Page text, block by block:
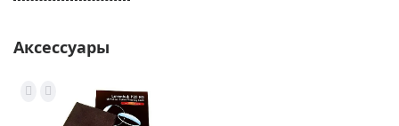
Аксессуары